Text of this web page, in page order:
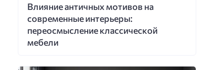
Влияние античных мотивов на
современные интерьеры:
переосмысление классической
мебели